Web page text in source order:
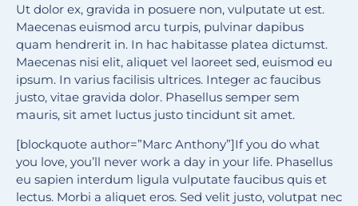
Ut dolor ex, gravida in posuere non, vulputate ut est.
Maecenas euismod arcu turpis, pulvinar dapibus
quam hendrerit in. In hac habitasse platea dictumst.
Maecenas nisi elit, aliquet vel laoreet sed, euismod eu
ipsum. In varius facilisis ultrices. Integer ac faucibus
justo, vitae gravida dolor. Phasellus semper sem
mauris, sit amet luctus justo tincidunt sit amet.
[blockquote author=”Marc Anthony”]If you do what
you love, you’ll never work a day in your life. Phasellus
eu sapien interdum ligula vulputate faucibus quis et
lectus. Morbi a aliquet eros. Sed velit justo, volutpat nec